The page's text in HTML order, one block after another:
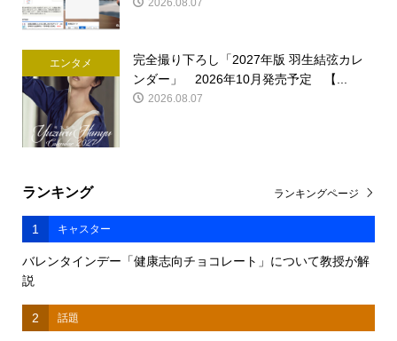
2026.08.07
エンタメ
完全撮り下ろし「2027年版 羽生結弦カレ
ンダー」 2026年10月発売予定 【...
2026.08.07
ランキング
1 キャスター
バレンタインデー「健康志向チョコレート」について教授が解
説
2 話題
ランキングページ